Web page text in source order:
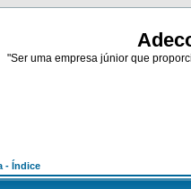
"Ser uma empresa júnior que
- Índice